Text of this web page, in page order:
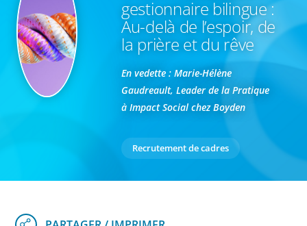
gestionnaire bilingue :
Au-delà de l’espoir, de
la prière et du rêve
En vedette : Marie-Hélène
Gaudreault, Leader de la Pratique
à Impact Social chez Boyden
Recrutement de cadres